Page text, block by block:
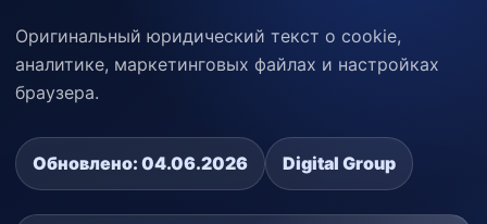
Оригинальный юридический текст о cookie,
аналитике, маркетинговых файлах и настройках
браузера.
Обновлено: 04.06.2026 Digital Group